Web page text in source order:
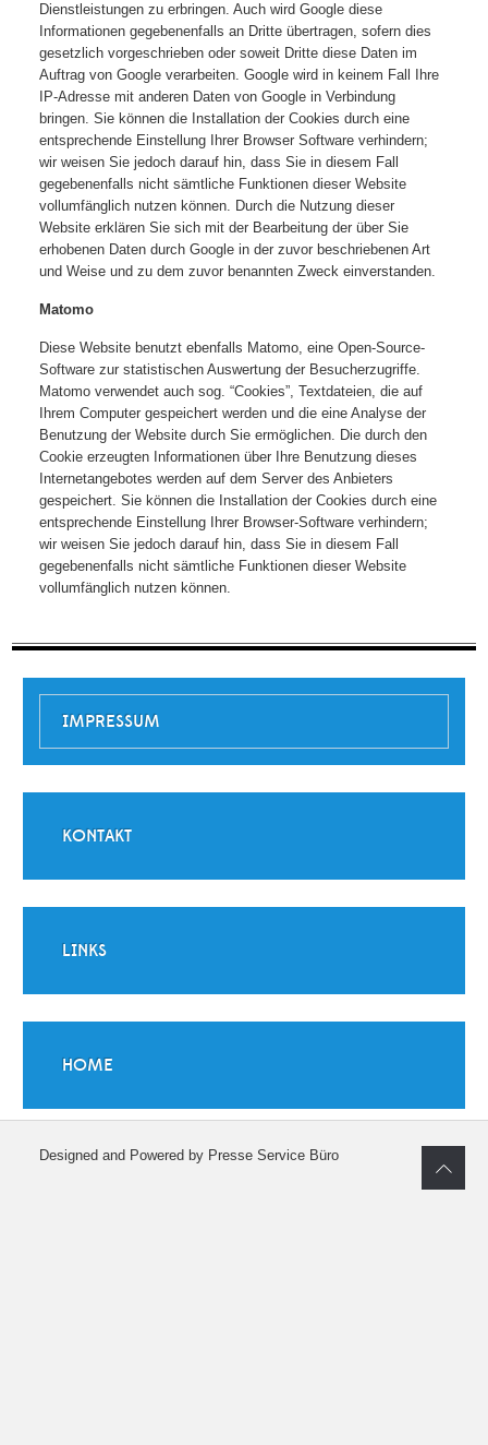
Dienstleistungen zu erbringen. Auch wird Google diese
Informationen gegebenenfalls an Dritte übertragen, sofern dies
gesetzlich vorgeschrieben oder soweit Dritte diese Daten im
Auftrag von Google verarbeiten. Google wird in keinem Fall Ihre
IP-Adresse mit anderen Daten von Google in Verbindung
bringen. Sie können die Installation der Cookies durch eine
entsprechende Einstellung Ihrer Browser Software verhindern;
wir weisen Sie jedoch darauf hin, dass Sie in diesem Fall
gegebenenfalls nicht sämtliche Funktionen dieser Website
vollumfänglich nutzen können. Durch die Nutzung dieser
Website erklären Sie sich mit der Bearbeitung der über Sie
erhobenen Daten durch Google in der zuvor beschriebenen Art
und Weise und zu dem zuvor benannten Zweck einverstanden.
Matomo
Diese Website benutzt ebenfalls Matomo, eine Open-Source-
Software zur statistischen Auswertung der Besucherzugriffe.
Matomo verwendet auch sog. “Cookies”, Textdateien, die auf
Ihrem Computer gespeichert werden und die eine Analyse der
Benutzung der Website durch Sie ermöglichen. Die durch den
Cookie erzeugten Informationen über Ihre Benutzung dieses
Internetangebotes werden auf dem Server des Anbieters
gespeichert. Sie können die Installation der Cookies durch eine
entsprechende Einstellung Ihrer Browser-Software verhindern;
wir weisen Sie jedoch darauf hin, dass Sie in diesem Fall
gegebenenfalls nicht sämtliche Funktionen dieser Website
vollumfänglich nutzen können.
IMPRESSUM
KONTAKT
LINKS
HOME
Designed and Powered by Presse Service Büro